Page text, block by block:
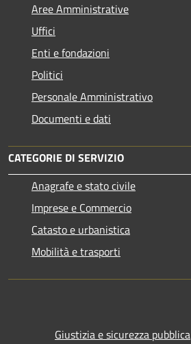
Aree Amministrative
Uffici
Enti e fondazioni
Politici
Personale Amministrativo
Documenti e dati
CATEGORIE DI SERVIZIO
Anagrafe e stato civile
Imprese e Commercio
Catasto e urbanistica
Mobilità e trasporti
Giustizia e sicurezza pubblica